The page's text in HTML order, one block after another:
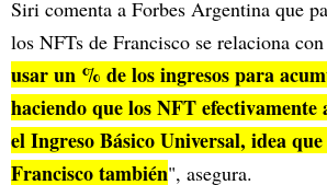
Siri comenta a Forbes Argentina que
los NFTs de Francisco se relaciona
usar un % de los ingresos para
haciendo que los NFT
el Ingreso Básico Universal, idea
Francisco también", asegura.